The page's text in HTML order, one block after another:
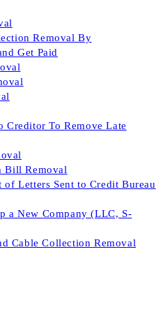
Removal By
Get Paid
Creditor To Remove Late
Bill Removal
of Letters Sent to Credit Bureau
a New Company (LLC, S-
Cable Collection Removal